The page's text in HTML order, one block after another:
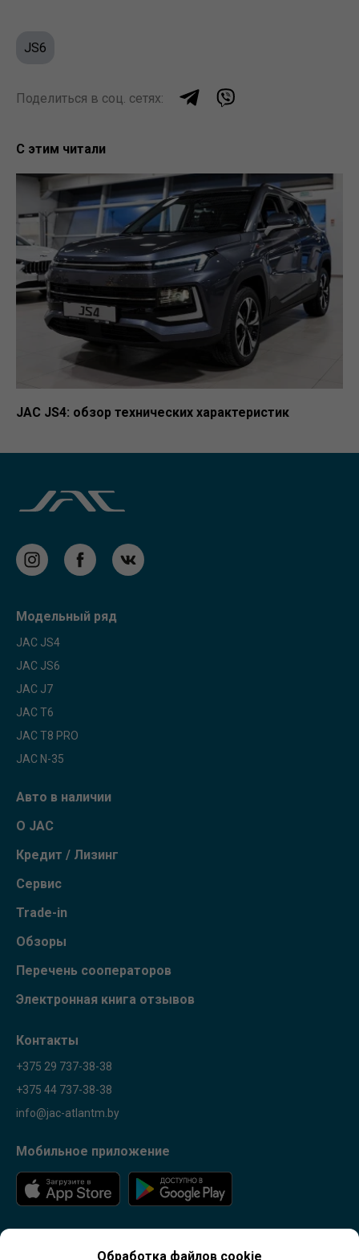
JS6
Поделиться в соц. сетях:
С этим читали
JAC JS4: обзор технических характеристик
Модельный ряд
JAC JS4
JAC JS6
JAC J7
JAC T6
JAC T8 PRO
JAC N-35
Авто в наличии
О JAC
Кредит / Лизинг
Сервис
Trade-in
Обзоры
Перечень сооператоров
Электронная книга отзывов
Контакты
+375 29 737-38-38
+375 44 737-38-38
info@jac-atlantm.by
Мобильное приложение
Обработка файлов cookie